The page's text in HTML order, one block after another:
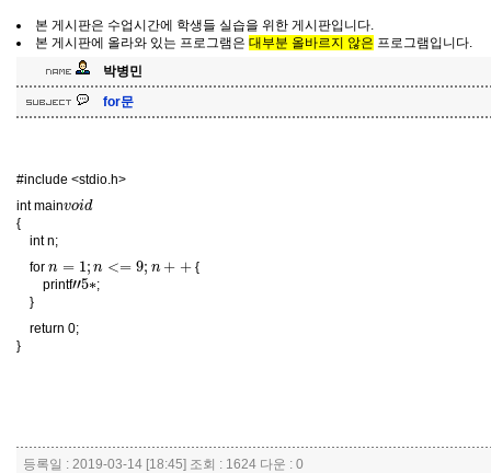
본 게시판은 수업시간에 학생들 실습을 위한 게시판입니다.
본 게시판에 올라와 있는 프로그램은 대부분 올바르지 않은 프로그램입니다.
박병민
for문
#include <stdio.h>
int main
i d
{
int n;
for
n +
{
printf" 5
∗
;
}
return 0;
}
등록일 : 2019-03-14 [18:45] 조회 : 1624 다운 : 0